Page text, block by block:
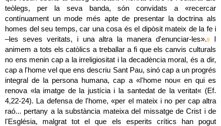
teòlegs, per la seva banda, són convidats a «recercar
contínuament un mode més apte de presentar la doctrina als
homes del seu temps, car una cosa és el dipòsit mateix de la fe i
–les seves veritats, i una altra la manera d'enunciar-les».9
I
animem a tots els catòlics a treballar a fi que els canvis culturals
no ens menin cap a la irreligiositat i la decadència moral, és a dir,
cap a l'home vel que ens descriu Sant Pau, sinó cap a un progrés
integral de la persona humana, cap a «l'home nou« en qui es
renova «la imatge de la justícia i la santedat de la veritat« (Ef.
4,22-24). La defensa de l'home, «per el mateix i no per cap altra
raó... pertany a la substància mateixa del missatge de Crist i de
l'Església, malgrat tot el que els esperits crítics han pogut